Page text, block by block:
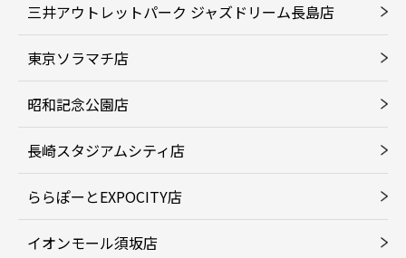
三井アウトレットパーク ジャズドリーム長島店
東京ソラマチ店
昭和記念公園店
長崎スタジアムシティ店
ららぽーとEXPOCITY店
イオンモール須坂店